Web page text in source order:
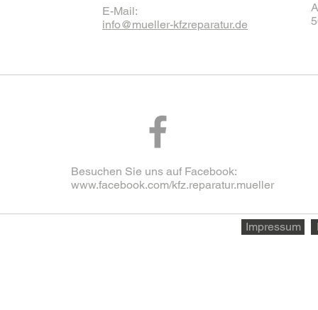
E-Mail:
info@mueller-kfzreparatur.de
Besuchen Sie uns auf Facebook:
www.facebook.com/kfz.reparatur.mueller
Impressum